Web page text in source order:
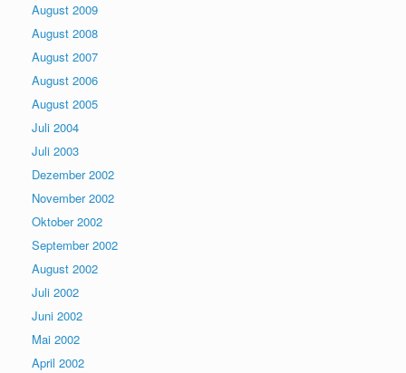
August 2009
August 2008
August 2007
August 2006
August 2005
Juli 2004
Juli 2003
Dezember 2002
November 2002
Oktober 2002
September 2002
August 2002
Juli 2002
Juni 2002
Mai 2002
April 2002